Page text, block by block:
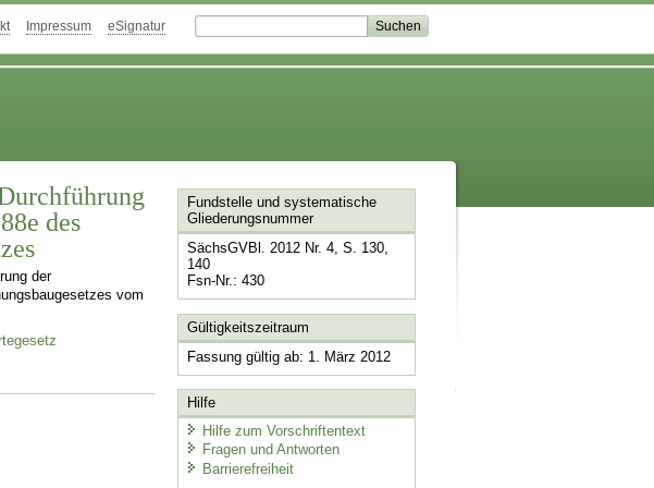
Impressum eSignatur
des
der
vom
Fundstelle und systematische
Gliederungsnummer
SächsGVBl. 2012 Nr. 4, S. 130,
140
Fsn-Nr.: 430
Gültigkeitszeitraum
Fassung gültig ab: 1. März 2012
Hilfe
Hilfe zum Vorschriftentext
Fragen und Antworten
Barrierefreiheit